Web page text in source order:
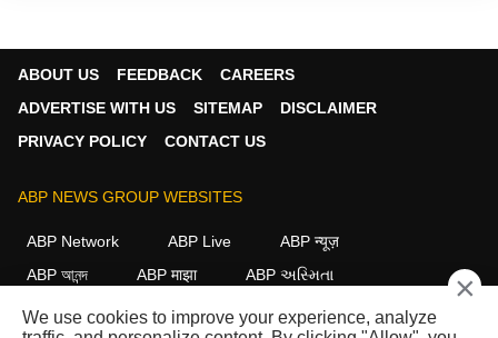
ABOUT US FEEDBACK
CAREERS
ADVERTISE WITH US
SITEMAP
DISCLAIMER
PRIVACY POLICY
CONTACT US
ABP NEWS GROUP WEBSITES
ABP Network ABP Live
ABP न्यूज़
ABP আনন্দ
ABP माझा
ABP અસ્મિતા
ABP Ganga
ABP ਸਾਂਝਾ ABP நாடு ABP దేశం ×
We use cookies to improve your experience, analyze